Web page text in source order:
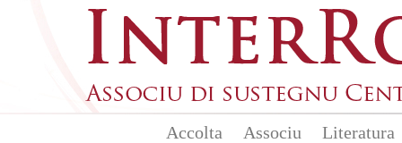
Accolta Associu Literatura